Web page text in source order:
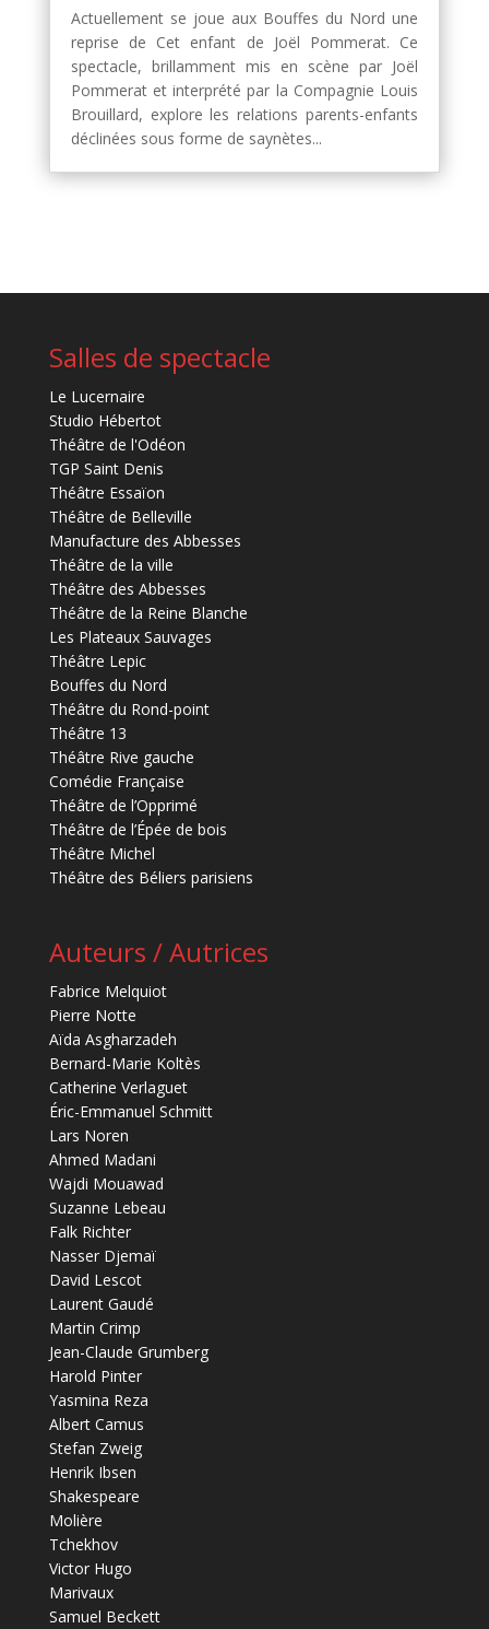
Actuellement se joue aux Bouffes du Nord une
reprise de Cet enfant de Joël Pommerat. Ce
spectacle, brillamment mis en scène par Joël
Pommerat et interprété par la Compagnie Louis
Brouillard, explore les relations parents-enfants
déclinées sous forme de saynètes...
Salles de spectacle
Le Lucernaire
Studio Hébertot
Théâtre de l'Odéon
TGP Saint Denis
Théâtre Essaïon
Théâtre de Belleville
Manufacture des Abbesses
Théâtre de la ville
Théâtre des Abbesses
Théâtre de la Reine Blanche
Les Plateaux Sauvages
Théâtre Lepic
Bouffes du Nord
Théâtre du Rond-point
Théâtre 13
Théâtre Rive gauche
Comédie Française
Théâtre de l’Opprimé
Théâtre de l’Épée de bois
Théâtre Michel
Théâtre des Béliers parisiens
Auteurs / Autrices
Fabrice Melquiot
Pierre Notte
Aïda Asgharzadeh
Bernard-Marie Koltès
Catherine Verlaguet
Éric-Emmanuel Schmitt
Lars Noren
Ahmed Madani
Wajdi Mouawad
Suzanne Lebeau
Falk Richter
Nasser Djemaï
David Lescot
Laurent Gaudé
Martin Crimp
Jean-Claude Grumberg
Harold Pinter
Yasmina Reza
Albert Camus
Stefan Zweig
Henrik Ibsen
Shakespeare
Molière
Tchekhov
Victor Hugo
Marivaux
Samuel Beckett